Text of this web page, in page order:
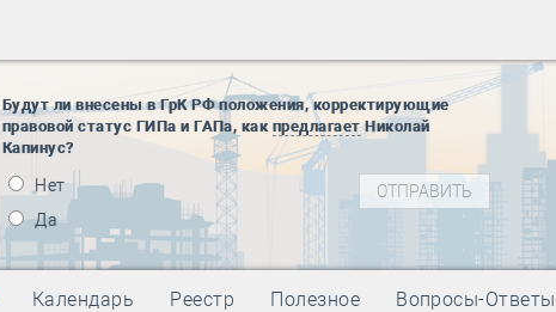
Будут ли внесены в ГрК РФ положения, корректирующие
правовой статус ГИПа и ГАПа, как предлагаетНиколай
Капинус?
Нет
Да
Календарь Реестр Полезное Вопросы-Ответы